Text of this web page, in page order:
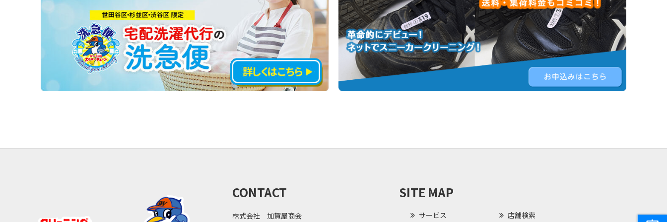
CONTACT
株式会社 加賀屋商会
SITE MAP
サービス 店舗検索